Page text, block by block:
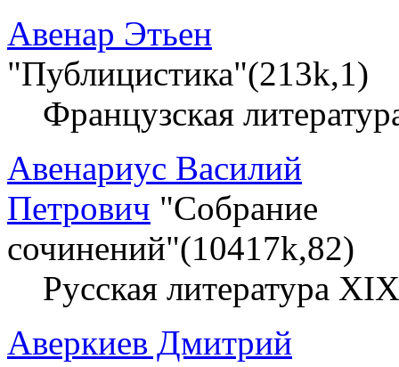
Авенар Этьен
"Публицистика"(213k,1)
Французская
Авенариус Василий
Петрович "Собрание
сочинений"(10417k,82)
Русская литература
Аверкиев Дмитрий